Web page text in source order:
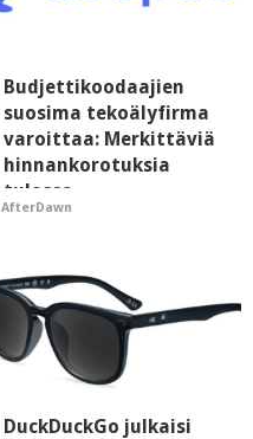
Budjettikoodaajien
suosima tekoälyfirma
varoittaa: Merkittäviä
hinnankorotuksia
tulossa
AfterDawn
DuckDuckGo julkaisi